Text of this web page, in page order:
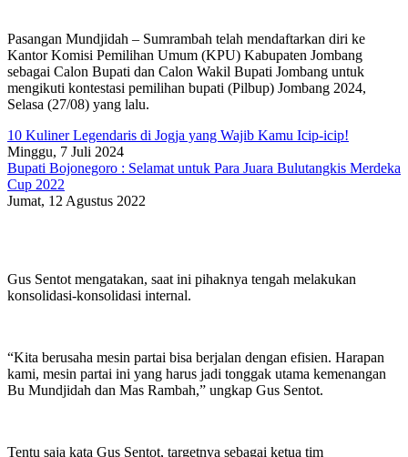
Pasangan Mundjidah – Sumrambah telah mendaftarkan diri ke
Kantor Komisi Pemilihan Umum (KPU) Kabupaten Jombang
sebagai Calon Bupati dan Calon Wakil Bupati Jombang untuk
mengikuti kontestasi pemilihan bupati (Pilbup) Jombang 2024,
Selasa (27/08) yang lalu.
10 Kuliner Legendaris di Jogja yang Wajib Kamu Icip-icip!
Minggu, 7 Juli 2024
Bupati Bojonegoro : Selamat untuk Para Juara Bulutangkis Merdeka
Cup 2022
Jumat, 12 Agustus 2022
Gus Sentot mengatakan, saat ini pihaknya tengah melakukan
konsolidasi-konsolidasi internal.
“Kita berusaha mesin partai bisa berjalan dengan efisien. Harapan
kami, mesin partai ini yang harus jadi tonggak utama kemenangan
Bu Mundjidah dan Mas Rambah,” ungkap Gus Sentot.
Tentu saja kata Gus Sentot, targetnya sebagai ketua tim